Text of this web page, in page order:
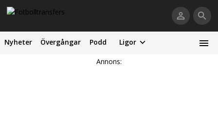
Nyheter Övergångar Podd Ligor
Annons: